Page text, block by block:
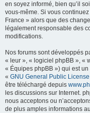
en soyez informé, bien qu’il
vous-même. Si vous
France » alors que des
légalement responsable des
modifications.
Nos forums sont développés
« leur », « logiciel phpBB », «
« Équipes phpBB ») qui est
« GNU General Public License
être téléchargé depuis
les discussions sur Internet.
nous acceptons ou
de plus amples informations